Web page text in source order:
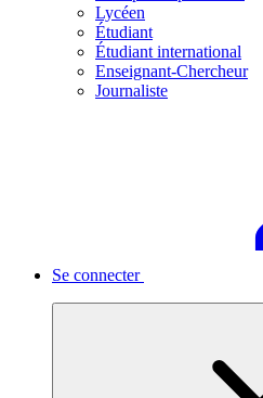
Lycéen
Étudiant
Étudiant international
Enseignant-Chercheur
Journaliste
Se connecter